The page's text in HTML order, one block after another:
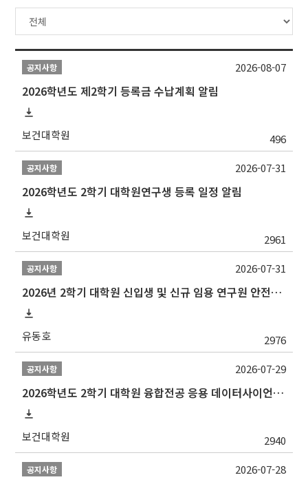
공지사항
2026학년도 제2학기 등록금 수납계획 알림
보건대학원 496
2026-08-07
공지사항
2026학년도 2학기 대학원연구생 등록 일정 알림
보건대학원 2961
2026-07-31
공지사항
2026년 2학기 대학원 신입생 및 신규 임용 연구원 안전환경교육(신규교육) 실시 안내
유동호 2976
2026-07-31
공지사항
2026학년도 2학기 대학원 융합전공 응용 데이터사이언스 선발 계획 알림
보건대학원 2940
2026-07-29
공지사항 2026-07-28